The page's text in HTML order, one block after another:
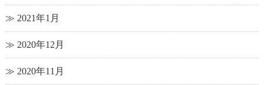
2021年1月
2020年12月
2020年11月